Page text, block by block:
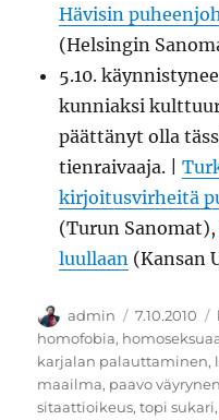
Hävisin
(Helsingin
5.10.
kunniaksi
päättänyt olla
tienraivaaja. |
kirjoitusvirheitä
(Turun
luullaan (Kansan
Kirjoittaja
admin Julkaistu
7.10.2010
homofobia,
karjalan palauttaminen,
maailma, paavo väyrynen
sitaattioikeus,topi sukari